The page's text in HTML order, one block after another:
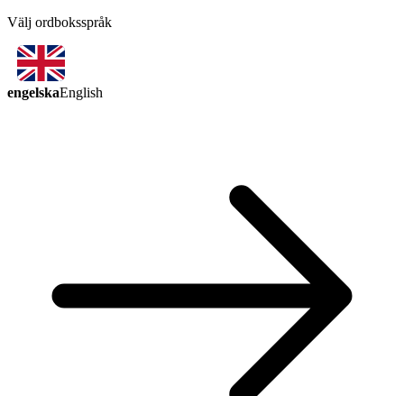
Välj ordboksspråk
engelskaEnglish